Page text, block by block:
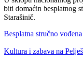
biti domaćin besplatnog
Starašinič.
Besplatna stručno
Kultura i zabava na